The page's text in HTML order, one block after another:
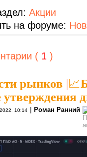
Акции
на форуме:
( 1 )
рынков |
утверждения
10:14 Роман Ранний